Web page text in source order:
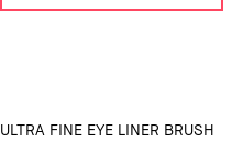
ULTRA FINE EYE LINER BRUSH